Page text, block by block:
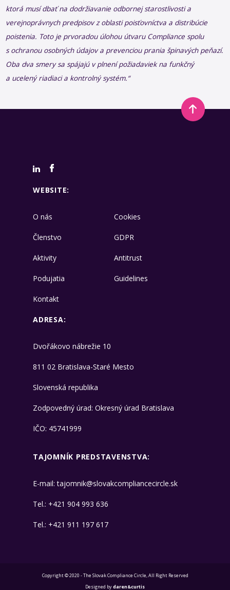
ktorá musí dbať na dodržiavanie odbornej starostlivosti a
verejnoprávnych predpisov z oblasti poisťovníctva a distribúcie
poistenia. Toto je prvoradou úlohou útvaru Compliance spolu
s ochranou osobných údajov a prevenciou prania špinavých peňazí.
Oba dva smery sa spájajú v plnení požiadaviek na funkčný
a ucelený riadiaci a kontrolný systém.“
WEBSITE:
O nás
Členstvo
Aktivity
Podujatia
Kontakt
Cookies
GDPR
Antitrust
Guidelines
ADRESA:
Dvořákovo nábrežie 10
811 02 Bratislava-Staré Mesto
Slovenská republika
Zodpovedný úrad: Okresný úrad Bratislava
IČO: 45741999
TAJOMNÍK PREDSTAVENSTVA:
E-mail:tajomnik@slovakcompliancecircle.sk
​Tel.: +421 904 993 636
​Tel.: +421 911 197 617
Copyright © 2020 - The Slovak Compliance Circle, All Right Reserved
Designed bydaren&curtis